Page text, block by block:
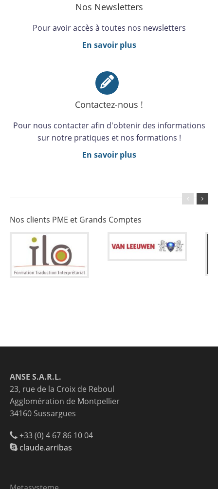
Nos Newsletters
Pour avoir accès à toutes nos newsletters
En savoir plus
Contactez-nous !
Pour nous contacter afin d'obtenir des informations
sur notre pratiques et nos formations !
En savoir plus
Nos clients PME et Grands Comptes
ANSE S.A.R.L.
23, rue de la Croix de Reboul
Agglomération de Montpellier
34160 Sussargues
+33 (0) 4 67 86 10 04
claude.arribas